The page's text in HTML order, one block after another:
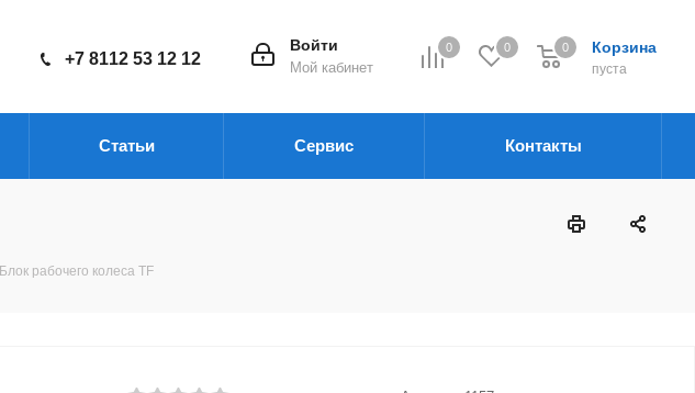
0 0 Корзина
пуста
0
Войти
Мой кабинет
+7 8112 53 12 12
Статьи Сервис Контакты
Блок рабочего колеса TF